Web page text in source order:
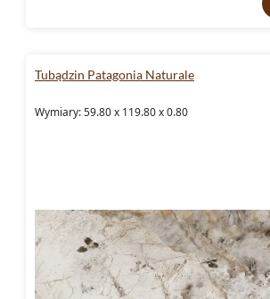
Tubądzin Patagonia Naturale
Wymiary: 59.80 x 119.80 x 0.80